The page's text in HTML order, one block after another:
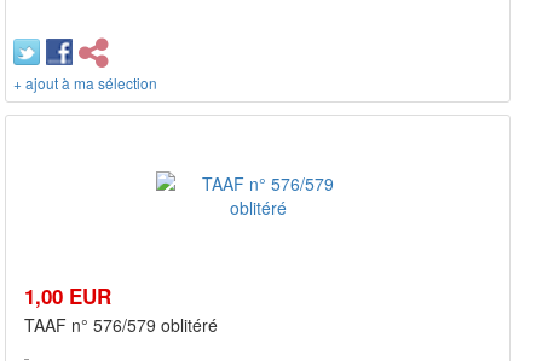
+ ajout à ma sélection
1,00 EUR
TAAF n° 576/579 oblitéré